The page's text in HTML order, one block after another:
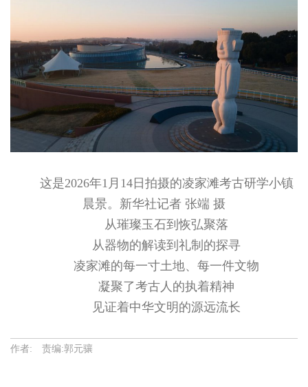
这是2026年1月14日拍摄的凌家滩考古研学小镇
晨景。新华社记者 张端 摄
从璀璨玉石到恢弘聚落
从器物的解读到礼制的探寻
凌家滩的每一寸土地、每一件文物
凝聚了考古人的执着精神
见证着中华文明的源远流长
作者: 责编:郭元骧